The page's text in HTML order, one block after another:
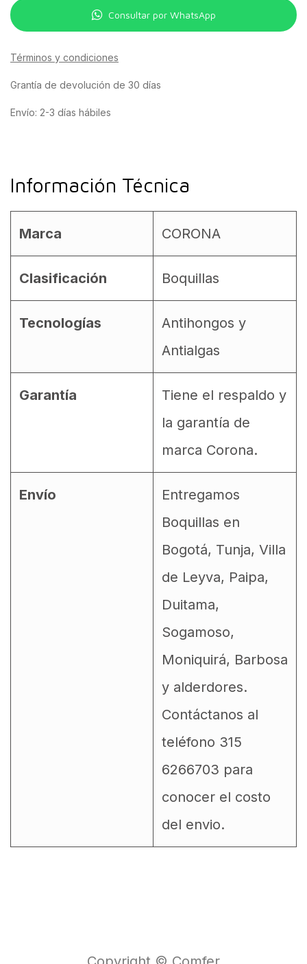
Consultar por WhatsApp
Términos y condiciones
Grantía de devolución de 30 días
Envío: 2-3 días hábiles
Información Técnica
Marca CORONA
Clasificación Boquillas
Tecnologías
Antihongos y
Antialgas
Garantía
Tiene el respaldo y
la garantía de
marca Corona.
Envío
Entregamos
Boquillas en
Bogotá, Tunja, Villa
de Leyva, Paipa,
Duitama,
Sogamoso,
Moniquirá, Barbosa
y alderdores.
Contáctanos al
teléfono 315
6266703 para
conocer el costo
del envio.